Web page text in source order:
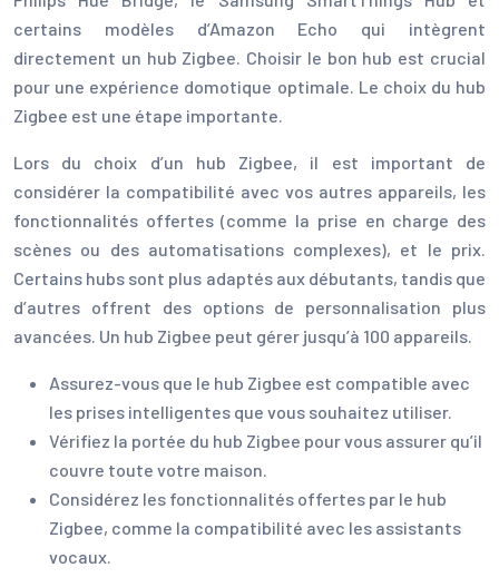
certains modèles d’Amazon Echo qui intègrent
directement un hub Zigbee. Choisir le bon hub est crucial
pour une expérience domotique optimale. Le choix du hub
Zigbee est une étape importante.
Lors du choix d’un hub Zigbee, il est important de
considérer la compatibilité avec vos autres appareils, les
fonctionnalités offertes (comme la prise en charge des
scènes ou des automatisations complexes), et le prix.
Certains hubs sont plus adaptés aux débutants, tandis que
d’autres offrent des options de personnalisation plus
avancées. Un hub Zigbee peut gérer jusqu’à 100 appareils.
Assurez-vous que le hub Zigbee est compatible avec
les prises intelligentes que vous souhaitez utiliser.
Vérifiez la portée du hub Zigbee pour vous assurer qu’il
couvre toute votre maison.
Considérez les fonctionnalités offertes par le hub
Zigbee, comme la compatibilité avec les assistants
vocaux.